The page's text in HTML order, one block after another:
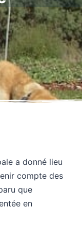
a donné lieu
compte des
que
en